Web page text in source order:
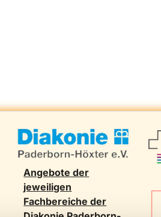
Angebote der
jeweiligen
Fachbereiche der